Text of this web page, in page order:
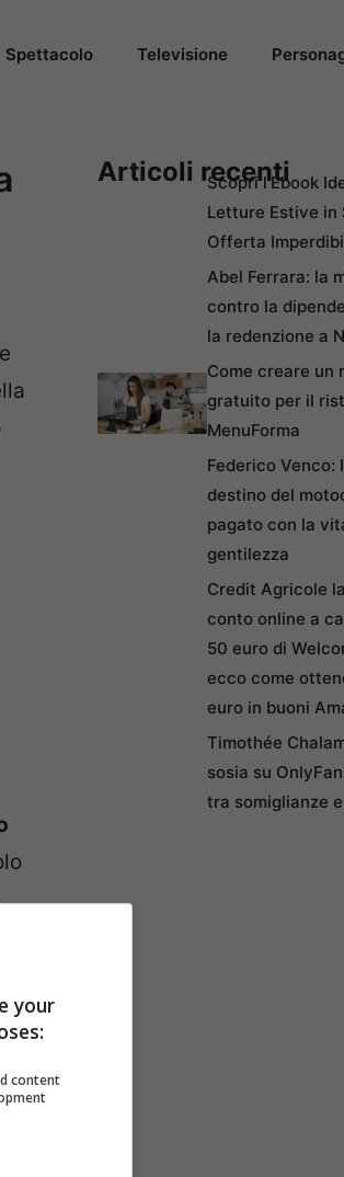
Spettacolo Televisione
che
Articoli recenti
Scopri l’Ebook
Letture Estive in
Offerta
Abel Ferrara: la
contro la
la redenzione a
Come creare un
gratuito per il
MenuForma
Federico Venco:
destino del
pagato con la
gentilezza
Credit Agricole
conto online a
50 euro di
ecco come
euro in buoni
Timothée
sosia su
tra somiglianze
your
content